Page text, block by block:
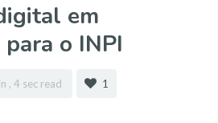
em
o INPI
, 4 sec read 1